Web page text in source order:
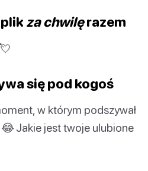
za chwilęrazem
się pod kogoś
w którym podszywał
Jakie jest twoje ulubione